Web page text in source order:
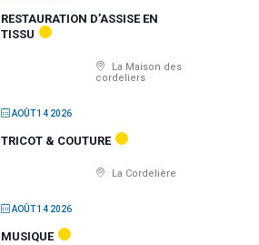
RESTAURATION D’ASSISE EN
TISSU
La Maison des
cordeliers
AOÛT 14 2026
TRICOT & COUTURE
La Cordelière
AOÛT 14 2026
MUSIQUE